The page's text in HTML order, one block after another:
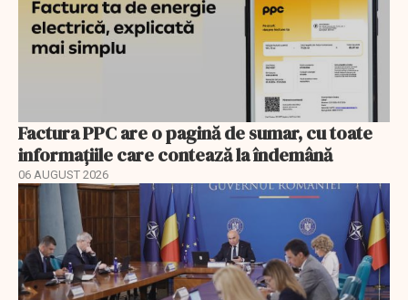
Factura PPC are o pagină de sumar, cu toate
informațiile care contează la îndemână
06 AUGUST 2026